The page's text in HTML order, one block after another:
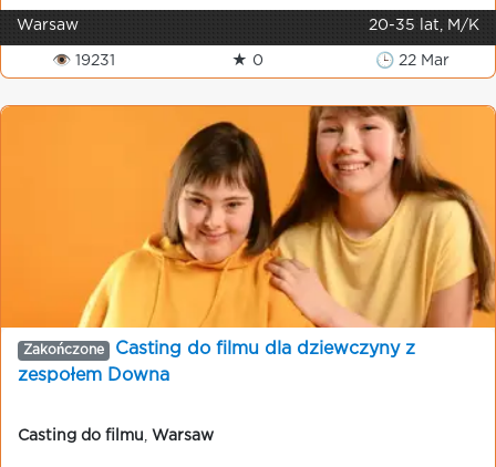
Warsaw 20-35 lat, M/K
👁 19231 ★ 0 🕒 22 Mar
Zakończone
Casting do filmu dla dziewczyny z
zespołem Downa
Casting do filmu Warsaw